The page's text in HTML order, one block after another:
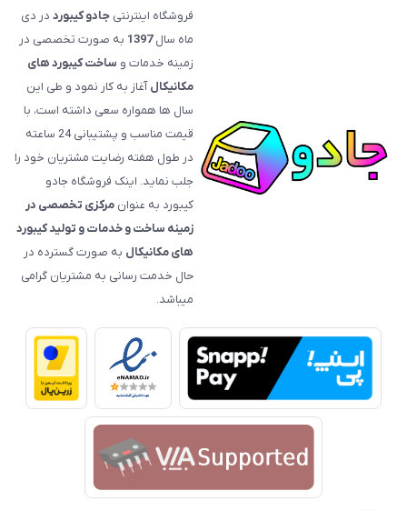
فروشگاه اینترنتی جادو کیبورد در دی
ماه سال1397 به صورت تخصصی در
زمینه خدمات و ساخت کیبورد های
مکانیکالآغاز به کار نمود و طی این
سال ها همواره سعی داشته است، با
قیمت‌ مناسب و پشتیبانی 24 ساعته
در طول هفته رضایت مشتریان خود را
جلب نماید. اینک فروشگاه جادو
کیبورد به عنوان مرکزی تخصصی در
زمینه ساخت و خدمات و تولید کیبورد
های مکانیکال به صورت گسترده در
حال خدمت رسانی به مشتریان گرامی
میباشد.